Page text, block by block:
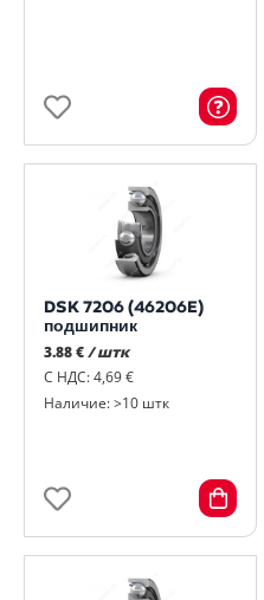
DSK 7206 (46206E)
подшипник
3.88 €/ штк
С НДС: 4,69 €
Наличие: >10 штк